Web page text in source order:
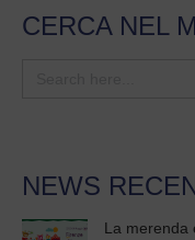
CERCA NEL
NEWS
La merenda